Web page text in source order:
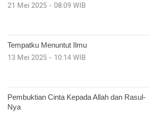
21 Mei 2025 - 08:09 WIB
Tempatku Menuntut Ilmu
13 Mei 2025 - 10:14 WIB
Pembuktian Cinta Kepada Allah dan Rasul-
Nya